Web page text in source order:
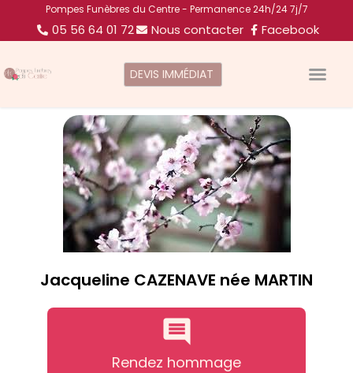
Pompes Funèbres du Centre - Permanence 24h/24 7j/7
05 56 64 01 72 Nous contacter Facebook
DEVIS IMMÉDIAT
Jacqueline CAZENAVE née MARTIN
Rendez hommage